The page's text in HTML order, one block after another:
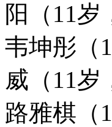
阳（11岁
韦坤彤（
威（11岁
路雅棋（